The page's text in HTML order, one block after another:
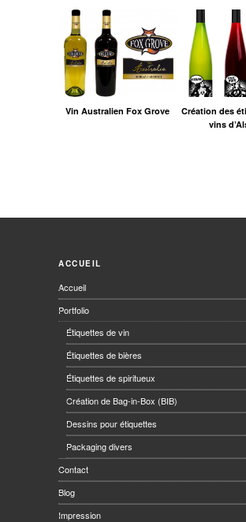
Vin Australien Fox Grove
Création des
vins
ACCUEIL
Accueil
Portfolio
Étiquettes de vin
Étiquettes de bières
Étiquettes de spiritueux
Création de Bag-in-Box (BIB)
Dessins pour étiquettes
Packaging divers
Contact
Blog
Impression